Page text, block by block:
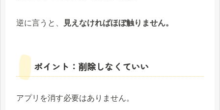
逆に言うと、 見えなければほぼ触りません。
ポイント：削除しなくていい
アプリを消す必要はありません。